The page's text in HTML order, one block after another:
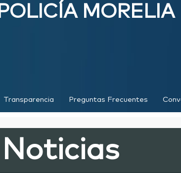
POLICÍA MORELIA
Transparencia Preguntas Frecuentes
Noticias